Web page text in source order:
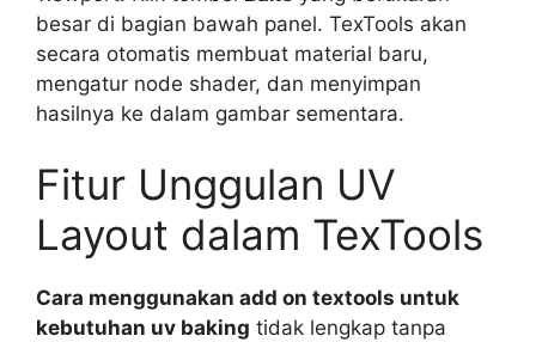
besar di bagian bawah panel. TexTools akan
secara otomatis membuat material baru,
mengatur node shader, dan menyimpan
hasilnya ke dalam gambar sementara.
Fitur Unggulan UV
Layout dalam TexTools
Cara menggunakan add on textools untuk
kebutuhan uv baking tidak lengkap tanpa